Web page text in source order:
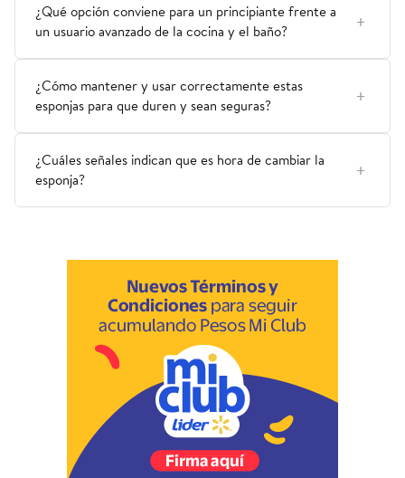
¿Qué opción conviene para un principiante frente a
un usuario avanzado de la cocina y el baño?
¿Cómo mantener y usar correctamente estas
esponjas para que duren y sean seguras?
¿Cuáles señales indican que es hora de cambiar la
esponja?